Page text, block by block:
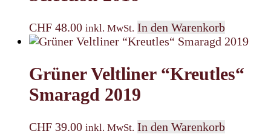
CHF 48.00 inkl. MwSt. In den Warenkorb
Grüner Veltliner “Kreutles“
Smaragd 2019
CHF 39.00 inkl. MwSt. In den Warenkorb